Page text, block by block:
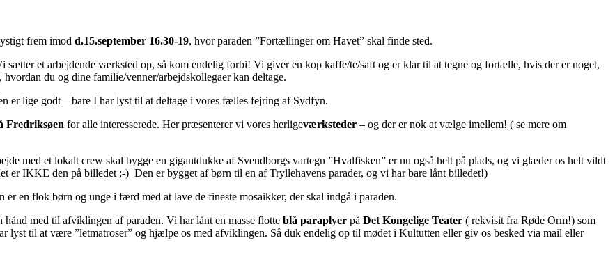
frem imod d.15.september 16.30-19, hvor paraden ”Fortællinger om Havet” skal finde sted.
sætter et arbejdende værksted op, så kom endelig forbi! Vi giver en kop kaffe/te/saft og er klar til at tegne og fortælle, hvis der er noget,
du og dine familie/venner/arbejdskollegaer kan deltage.
er lige godt – bare I har lyst til at deltage i vores fælles fejring af Sydfyn.
Fredriksøen for alle interesserede. Her præsenterer vi vores herligeværksteder – og der er nok at vælge imellem! ( se mere om
med et lokalt crew skal bygge en gigantdukke af Svendborgs vartegn ”Hvalfisken” er nu også helt på plads, og vi glæder os helt vildt
er IKKE den på billedet ;-) Den er bygget af børn til en af Tryllehavens parader, og vi har bare lånt billedet!)
en flok børn og unge i færd med at lave de fineste mosaikker, der skal indgå i paraden.
hånd med til afviklingen af paraden. Vi har lånt en masse flotte blå paraplyer på Det Kongelige Teater ( rekvisit fra Røde Orm!) som
lyst til at være ”letmatroser” og hjælpe os med afviklingen. Så duk endelig op til mødet i Kultutten eller giv os besked via mail eller